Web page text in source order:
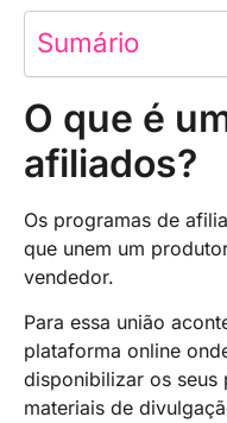
Sumário
O que é
afiliados?
Os programas de
que unem um
vendedor.
Para essa união
plataforma online
disponibilizar os
materiais de